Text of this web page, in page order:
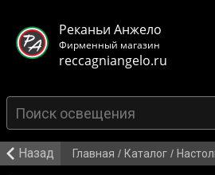
Реканьи Анжело
Фирменный магазин
reccagniangelo.ru
Назад Главная / Каталог/